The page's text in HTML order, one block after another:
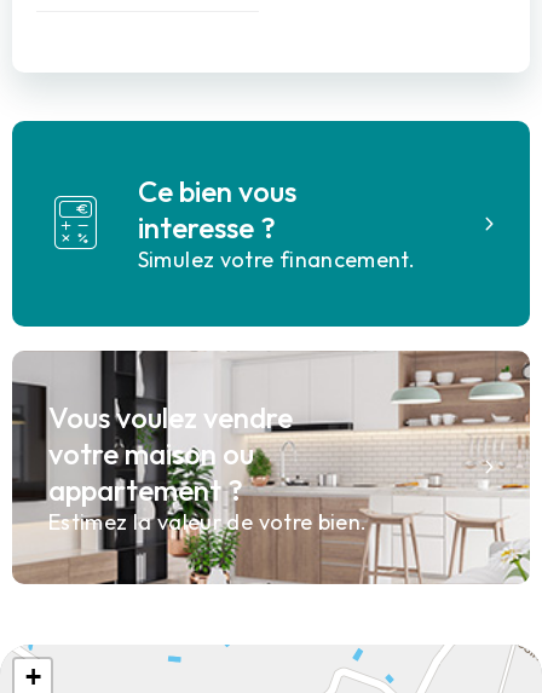
Ce bien vous
interesse ?
Simulez votre financement.
Vous voulez vendre
votre maison ou
appartement ?
Estimez la valeur de votre bien.
+